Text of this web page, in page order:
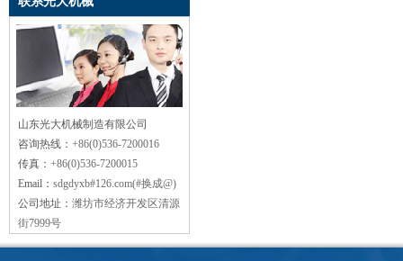
山东光大机械制造有限公司
咨询热线： +86(0)536-7200016
传真： +86(0)536-7200015
Email： sdgdyxb#126.com(#换成@)
公司地址： 潍坊市经济开发区清源
街7999号